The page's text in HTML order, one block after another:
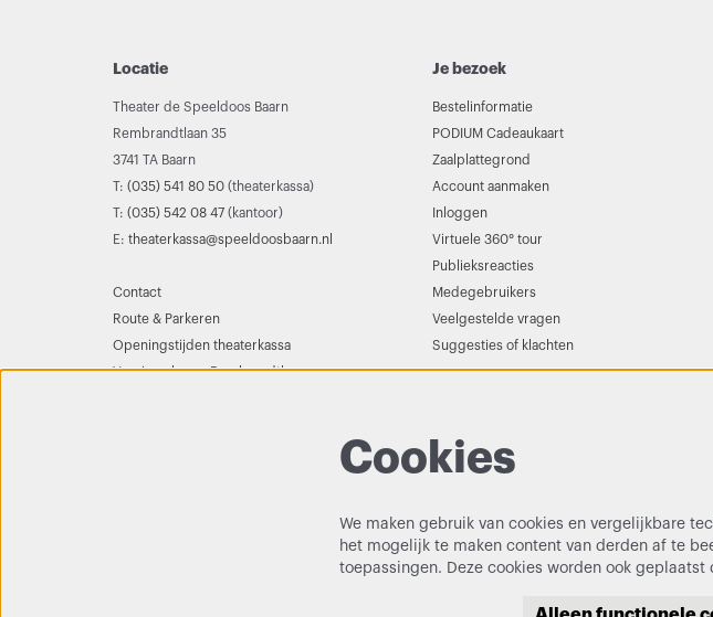
Locatie
Theater de Speeldoos Baarn
Rembrandtlaan 35
3741 TA Baarn
T: (035) 541 80 50 (theaterkassa)
T: (035) 542 08 47 (kantoor)
E: theaterkassa@speeldoosbaarn.nl
Contact
Route & Parkeren
Openingstijden theaterkassa
Vernieuwbouw Rembrandtlaan
Je bezoek
Bestelinformatie
PODIUM Cadeaukaart
Zaalplattegrond
Account aanmaken
Inloggen
Virtuele 360° tour
Publieksreacties
Medegebruikers
Veelgestelde vragen
Suggesties of klachten
Cookies
We maken gebruik van cookies en vergelijkbare
het mogelijk te maken content van derden af te
toepassingen. Deze cookies worden ook geplaatst